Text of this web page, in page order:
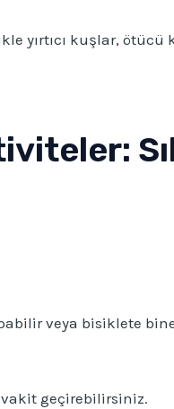
yırtıcı kuşlar, ötücü
veya bisiklete
geçirebilirsiniz.